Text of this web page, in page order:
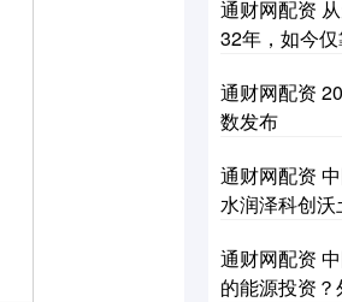
通财网配资
32年，如今
通财网配资
数发布
通财网配资
水润泽科创沃
通财网配资
的能源投资